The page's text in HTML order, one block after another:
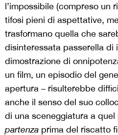
l’impossibile (compreso un
tifosi pieni di aspettative,
trasformano quella che
disinteressata passerella di
dimostrazione di
un film, un episodio del
apertura – risulterebbe
anche il senso del suo
di una sceneggiatura a
partenza prima del riscatto